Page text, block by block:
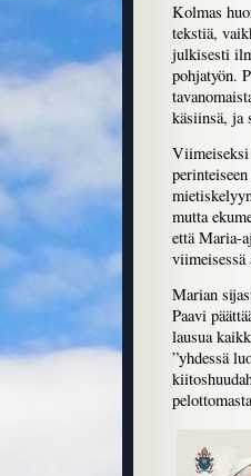
Kolmas
tekstiä,
julkisesti
pohjatyön.
käsiinsä, ja
Viimeiseksi
mutta
että Maria-
viimeisessä
Marian
Paavi
lausua
”yhdessä